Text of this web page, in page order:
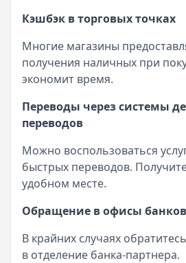
Кэшбэк в торговых точках
Многие магазины
получения наличных при
экономит время.
Переводы через системы
переводов
Можно воспользоваться
быстрых переводов.
удобном месте.
Обращение в офисы
В крайних случаях
в отделение банка-партнера.